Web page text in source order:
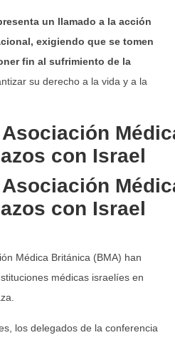
un llamado a la acción
exigiendo que se tomen
fin al sufrimiento de la
su derecho a la vida y a la
con Israel
con Israel
Médica Británica (BMA) han
médicas israelíes en
los delegados de la conferencia